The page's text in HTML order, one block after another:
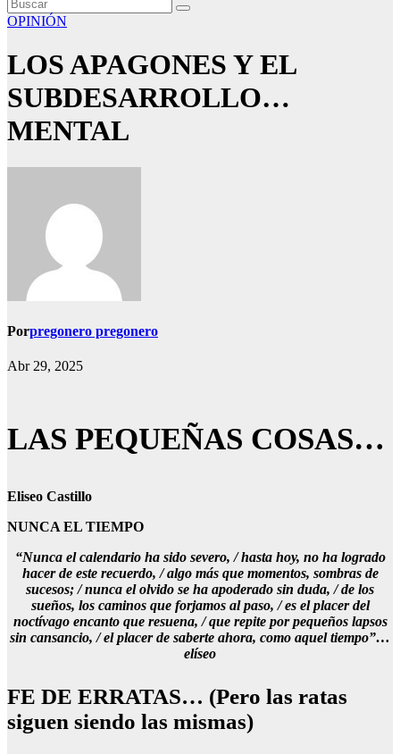
OPINIÓN
LOS APAGONES Y EL
SUBDESARROLLO…
MENTAL
Porpregonero pregonero
Abr 29, 2025
LAS PEQUEÑAS COSAS…
Eliseo Castillo
NUNCA EL TIEMPO
“Nunca el calendario ha sido severo, / hasta hoy, no ha logrado
hacer de este recuerdo, / algo más que momentos, sombras de
sucesos; / nunca el olvido se ha apoderado sin duda, / de los
sueños, los caminos que forjamos al paso, / es el placer del
noctívago encanto que resuena, / que repite por pequeños lapsos
sin cansancio, / el placer de saberte ahora, como aquel tiempo”…
elíseo
FE DE ERRATAS… (Pero las ratas
siguen siendo las mismas)